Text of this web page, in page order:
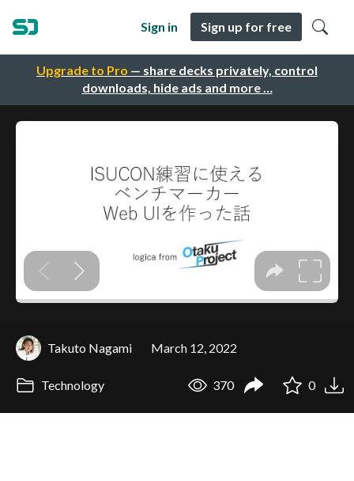
Upgrade to Pro — share decks privately, control
downloads, hide ads and more …
Sign in Sign up for free
Takuto Nagami March 12, 2022
Technology 370 0